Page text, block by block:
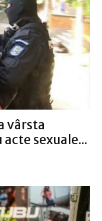
vârsta
sexuale...